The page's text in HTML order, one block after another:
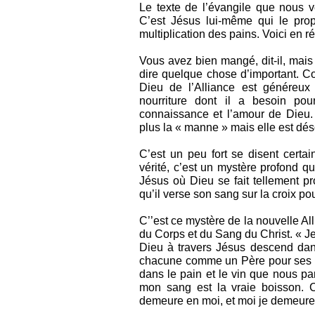
Le texte de l’évangile que nous
C’est Jésus lui-même qui le
multiplication des pains. Voici en
Vous avez bien mangé, dit-il,
dire quelque chose d’important.
Dieu de l’Alliance est
nourriture dont il a besoin
connaissance et l’amour de
plus la « manne » mais elle est
C’est un peu fort se disent
vérité, c’est un mystère profond
Jésus où Dieu se fait tellement
qu’il verse son sang sur la croix
C’’est ce mystère de la nouvelle
du Corps et du Sang du Christ. «
Dieu à travers Jésus descend
chacune comme un Père pour
dans le pain et le vin que nous
mon sang est la vraie boisson.
demeure en moi, et moi je